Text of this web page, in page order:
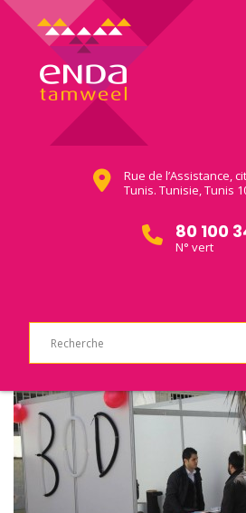
Rue de l’Assistance,
Tunis. Tunisie, Tunis
80 100
N° vert